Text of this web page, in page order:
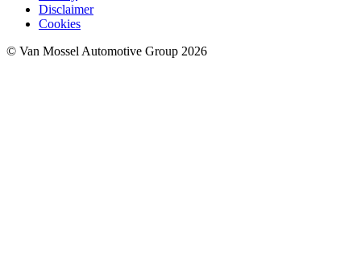
Disclaimer
Cookies
© Van Mossel Automotive Group 2026